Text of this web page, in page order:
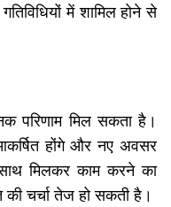
में शामिल होने से
परिणाम मिल सकता है।
होंगे और नए अवसर
मिलकर काम करने का
की चर्चा तेज हो सकती है।